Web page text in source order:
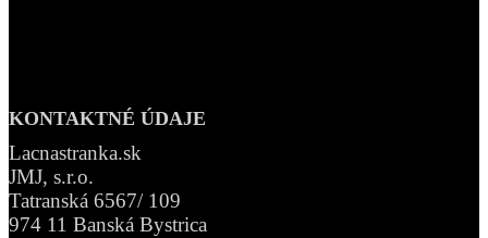
KONTAKTNÉ ÚDAJE
Lacnastranka.sk
JMJ, s.r.o.
Tatranská 6567/ 109
974 11 Banská Bystrica